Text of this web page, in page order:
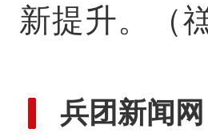
新提升。（
兵团新闻网